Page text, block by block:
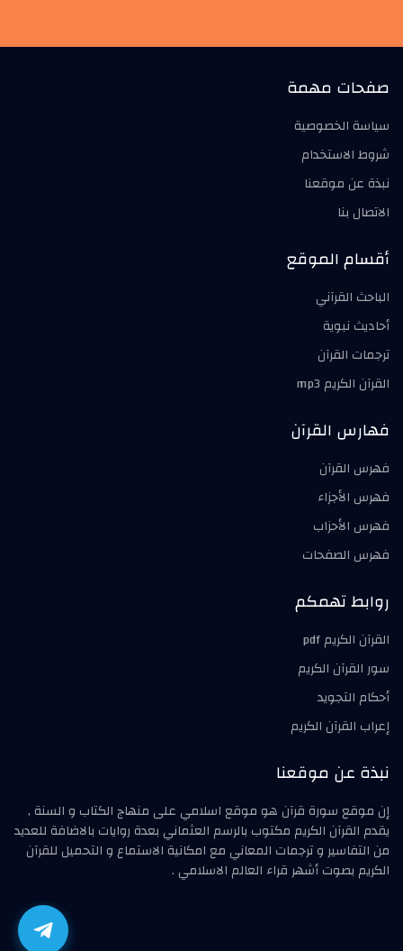
صفحات مهمة
سياسة الخصوصية
شروط الاستخدام
نبذة عن موقعنا
الاتصال بنا
أقسام الموقع
الباحث القرآني
أحاديث نبوية
ترجمات القرآن
القرآن الكريم mp3
فهارس القرآن
فهرس القرآن
فهرس الأجزاء
فهرس الأحزاب
فهرس الصفحات
روابط تهمكم
القرآن الكريم pdf
سور القرآن الكريم
أحكام التجويد
إعراب القرآن الكريم
نبذة عن موقعنا
إن موقع سورة قرآن هو موقع اسلامي على منهاج الكتاب و السنة ,
يقدم القرآن الكريم مكتوب بالرسم العثماني بعدة روايات بالاضافة للعديد
من التفاسير و ترجمات المعاني مع امكانية الاستماع و التحميل للقرآن
الكريم بصوت أشهر قراء العالم الاسلامي .